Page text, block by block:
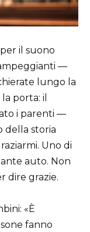
il suono
—
lungo la
porta: il
i parenti —
della storia
Uno di
auto. Non
dire grazie.
«È
fanno